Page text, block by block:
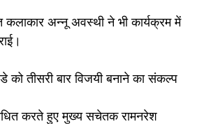
कलाकार अन्नू अवस्थी ने भी कार्यक्रम में
को तीसरी बार विजयी बनाने का संकल्प
करते हुए मुख्य सचेतक रामनरेश